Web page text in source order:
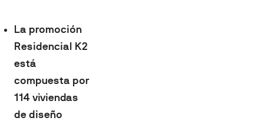
La promoción
Residencial K2
está
compuesta por
114 viviendas
de diseño